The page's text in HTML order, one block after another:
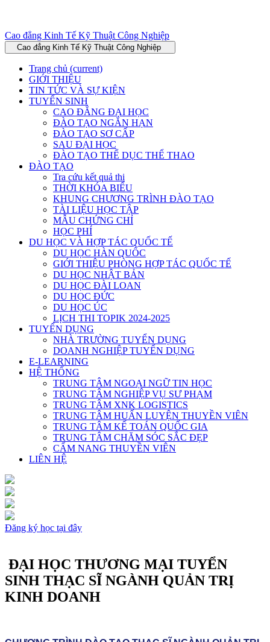
Cao đẳng Kinh Tế Kỹ Thuật Công Nghiệp
Cao đẳng Kinh Tế Kỹ Thuật Công Nghiệp
Trang chủ (current)
GIỚI THIỆU
TIN TỨC VÀ SỰ KIỆN
TUYỂN SINH
CAO ĐẲNG ĐẠI HỌC
ĐÀO TẠO NGẮN HẠN
ĐÀO TẠO SƠ CẤP
SAU ĐẠI HỌC
ĐÀO TẠO THỂ DỤC THỂ THAO
ĐÀO TẠO
Tra cứu kết quả thi
THỜI KHÓA BIỂU
KHUNG CHƯƠNG TRÌNH ĐÀO TẠO
TÀI LIỆU HỌC TẬP
MẪU CHỨNG CHỈ
HỌC PHÍ
DU HỌC VÀ HỢP TÁC QUỐC TẾ
DU HỌC HÀN QUỐC
GIỚI THIỆU PHÒNG HỢP TÁC QUỐC TẾ
DU HỌC NHẬT BẢN
DU HỌC ĐÀI LOAN
DU HỌC ĐỨC
DU HỌC ÚC
LỊCH THI TOPIK 2024-2025
TUYỂN DỤNG
NHÀ TRƯỜNG TUYỂN DỤNG
DOANH NGHIỆP TUYỂN DỤNG
E-LEARNING
HỆ THỐNG
TRUNG TÂM NGOẠI NGỮ TIN HỌC
TRUNG TÂM NGHIỆP VỤ SƯ PHẠM
TRUNG TÂM XNK LOGISTICS
TRUNG TÂM HUẤN LUYỆN THUYỀN VIÊN
TRUNG TÂM KẾ TOÁN QUỐC GIA
TRUNG TÂM CHĂM SÓC SẮC ĐẸP
CẨM NANG THUYỀN VIÊN
LIÊN HỆ
Đăng ký học tại đây
ĐẠI HỌC THƯƠNG MẠI TUYỂN
SINH THẠC SĨ NGÀNH QUẢN TRỊ
KINH DOANH